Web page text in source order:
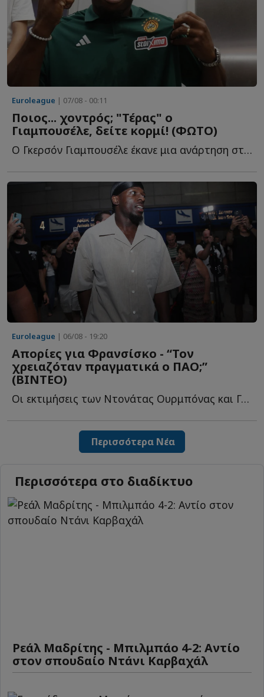
Euroleague | 07/08 - 00:11
Ποιος... χοντρός; "Τέρας" ο
Γιαμπουσέλε, δείτε κορμί! (ΦΩΤΟ)
Ο Γκερσόν Γιαμπουσέλε έκανε μια ανάρτηση στα social media, κ...
Euroleague | 06/08 - 19:20
Απορίες για Φρανσίσκο - “Τον
χρειαζόταν πραγματικά ο ΠΑΟ;”
(ΒΙΝΤΕΟ)
Oι εκτιμήσεις των Ντονάτας Ουρμπόνας και Γκίτις Μπλαζεβίτσιους γ...
Περισσότερα Νέα
Περισσότερα στο διαδίκτυο
Ρεάλ Μαδρίτης - Μπιλμπάο 4-2: Αντίο
στον σπουδαίο Ντάνι Καρβαχάλ